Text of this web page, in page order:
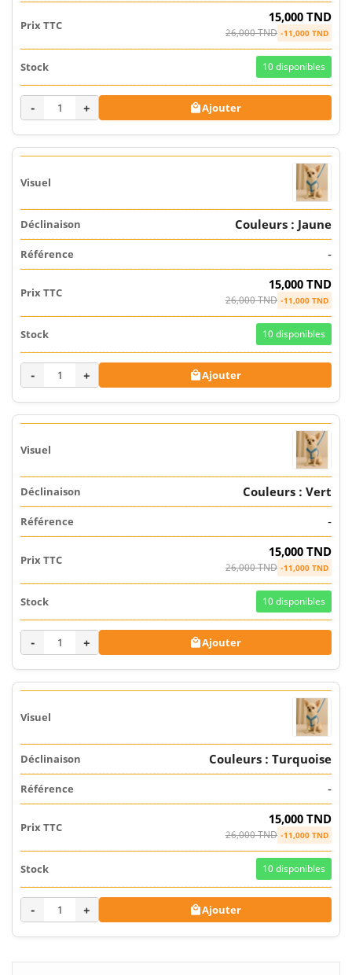
15,000 TND
26,000 TND -11,000 TND
10 disponibles
- + Ajouter
Couleurs : Jaune
-
15,000 TND
26,000 TND -11,000 TND
10 disponibles
- + Ajouter
Couleurs : Vert
-
15,000 TND
26,000 TND -11,000 TND
10 disponibles
- + Ajouter
Couleurs : Turquoise
-
15,000 TND
26,000 TND -11,000 TND
10 disponibles
- + Ajouter